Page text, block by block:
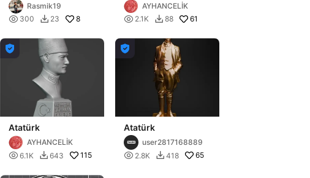
Rasmik19
 300  23 8
AYHANCELİK
 2.1K  88 61

Atatürk
AYHANCELİK
 6.1K  643 115

Atatürk
user2817168889
 2.8K  418 65